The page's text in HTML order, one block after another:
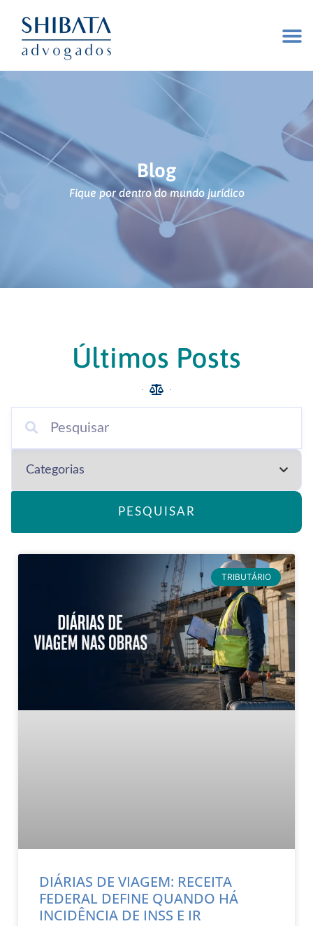
Blog
Fique por dentro do mundo jurídico
Últimos Posts
PESQUISAR
TRIBUTÁRIO
DIÁRIAS DE VIAGEM: RECEITA
FEDERAL DEFINE QUANDO HÁ
INCIDÊNCIA DE INSS E IR